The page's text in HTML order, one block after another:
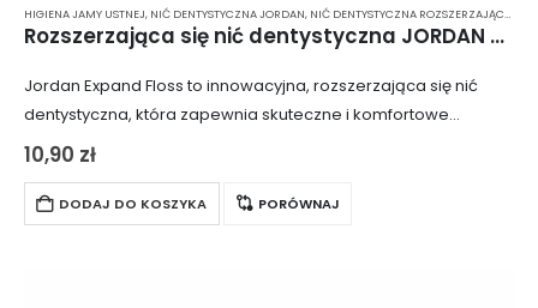
HIGIENA JAMY USTNEJ, NIĆ DENTYSTYCZNA JORDAN, NIĆ DENTYSTYCZNA ROZSZERZAJĄCA SIĘ
Rozszerzająca się nić dentystyczna JORDAN Expand Floss
Jordan Expand Floss to innowacyjna, rozszerzająca się nić
dentystyczna, która zapewnia skuteczne i komfortowe
czyszczenie przestrzeni międzyzębowych. Dzięki swojej
ze śliną, nić ta…
10,90 zł
DODAJ DO KOSZYKA PORÓWNAJ